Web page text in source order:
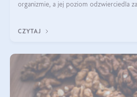
organizmie, a jej poziom odzwierciedla
funkcjonowanie (
CZYTAJ